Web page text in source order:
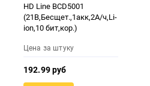
HD Line BCD5001
(21В,Бесщет.,1акк,2А/ч,Li-
ion,10 бит,кор.)
Цена за штуку
192.99 руб